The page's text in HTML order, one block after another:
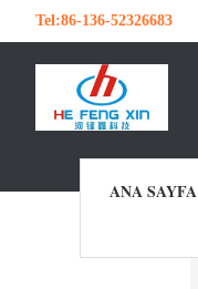
Tel:86-136-52326683
ANA SAYFA